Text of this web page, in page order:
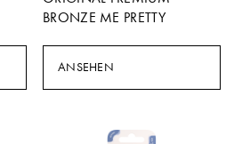
BRONZE ME PRETTY
ANSEHEN